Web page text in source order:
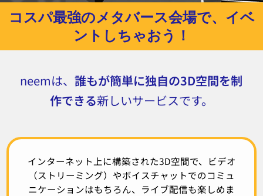
コスパ最強のメタバース会場で、イベ
ントしちゃおう！
neemは、誰もが簡単に独自の3D空間を制
作できる新しいサービスです。
インターネット上に構築された3D空間で、ビデオ
（ストリーミング）やボイスチャットでのコミュ
ニケーションはもちろん、ライブ配信も楽しめま